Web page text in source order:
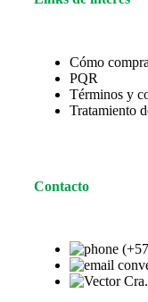
Cómo
PQR
Términos y
Tratamiento
Contacto